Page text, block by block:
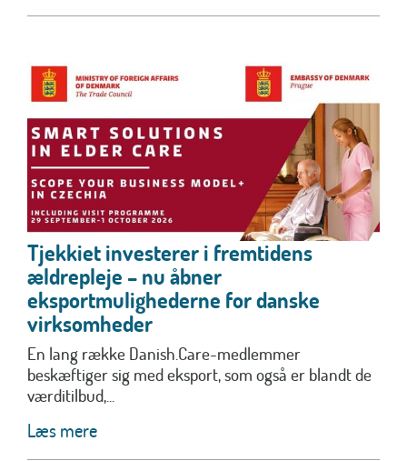
Tjekkiet investerer i fremtidens
ældrepleje – nu åbner
eksportmulighederne for danske
virksomheder
En lang række Danish.Care-medlemmer
beskæftiger sig med eksport, som også er blandt de
værditilbud,...
Læs mere